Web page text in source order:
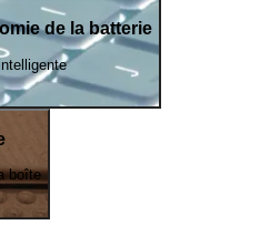
de la batterie
boîte